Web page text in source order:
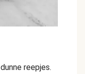
reepjes.